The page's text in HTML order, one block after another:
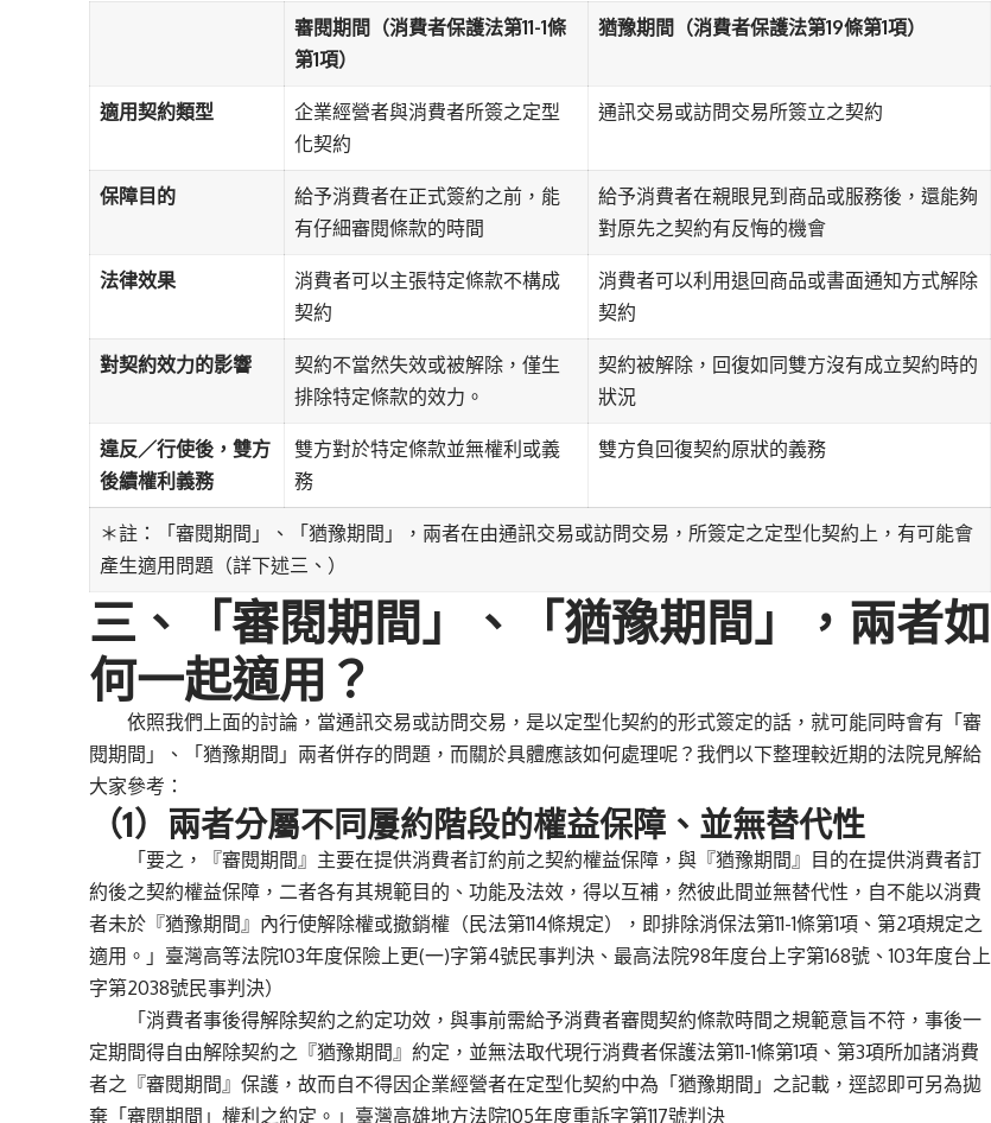
審閱期間（消費者保護法第11-1條
第1項）
猶豫期間（消費者保護法第19條第1項）
適用契約類型
企業經營者與消費者所簽之定型
化契約
通訊交易或訪問交易所簽立之契約
保障目的
給予消費者在正式簽約之前，能
有仔細審閱條款的時間
給予消費者在親眼見到商品或服務後，還能夠
對原先之契約有反悔的機會
法律效果
消費者可以主張特定條款不構成
契約
消費者可以利用退回商品或書面通知方式解除
契約
對契約效力的影響
契約不當然失效或被解除，僅生
排除特定條款的效力。
契約被解除，回復如同雙方沒有成立契約時的
狀況
違反／行使後，雙方
後續權利義務
雙方對於特定條款並無權利或義
務
雙方負回復契約原狀的義務
＊註：「審閱期間」、「猶豫期間」，兩者在由通訊交易或訪問交易，所簽定之定型化契約上，有可能會
產生適用問題（詳下述三、）
三、「審閱期間」、「猶豫期間」，兩者如
何一起適用？
依照我們上面的討論，當通訊交易或訪問交易，是以定型化契約的形式簽定的話，就可能同時會有「審
閱期間」、「猶豫期間」兩者併存的問題，而關於具體應該如何處理呢？我們以下整理較近期的法院見解給
大家參考：
（1）兩者分屬不同屢約階段的權益保障、並無替代性
「要之，『審閱期間』主要在提供消費者訂約前之契約權益保障，與『猶豫期間』目的在提供消費者訂
約後之契約權益保障，二者各有其規範目的、功能及法效，得以互補，然彼此間並無替代性，自不能以消費
者未於『猶豫期間』內行使解除權或撤銷權（民法第114條規定），即排除消保法第11-1條第1項、第2項規定之
適用。」 臺灣高等法院103年度保險上更(一)字第4號民事判決 、 最高法院98年度台上字第168號 、103年度台上
字第2038號民事判決）
「消費者事後得解除契約之約定功效，與事前需給予消費者審閱契約條款時間之規範意旨不符，事後一
定期間得自由解除契約之『猶豫期間』約定，並無法取代現行消費者保護法第11-1條第1項、第3項所加諸消費
者之『審閱期間』保護，故而自不得因企業經營者在定型化契約中為「猶豫期間」之記載，逕認即可另為拋
棄「審閱期間」權利之約定。」 臺灣高雄地方法院105年度重訴字第117號判決